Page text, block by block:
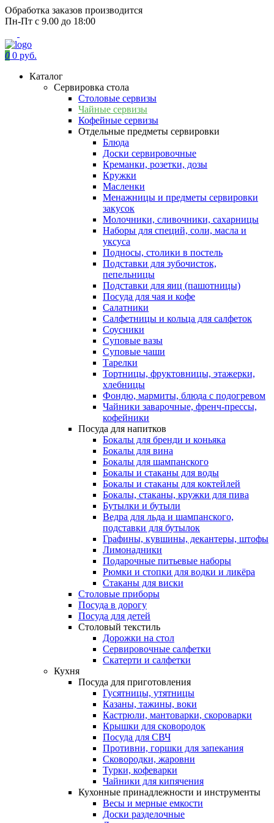
Обработка заказов производится
Пн-Пт с 9.00 до 18:00
0 0 руб.
Каталог
Сервировка стола
Столовые сервизы
Чайные сервизы
Кофейные сервизы
Отдельные предметы сервировки
Блюда
Доски сервировочные
Креманки, розетки, дозы
Кружки
Масленки
Менажницы и предметы сервировки
закусок
Молочники, сливочники, сахарницы
Наборы для специй, соли, масла и
уксуса
Подносы, столики в постель
Подставки для зубочисток,
пепельницы
Подставки для яиц (пашотницы)
Посуда для чая и кофе
Салатники
Салфетницы и кольца для салфеток
Соусники
Суповые вазы
Суповые чаши
Тарелки
Тортницы, фруктовницы, этажерки,
хлебницы
Фондю, мармиты, блюда с подогревом
Чайники заварочные, френч-прессы,
кофейники
Посуда для напитков
Бокалы для бренди и коньяка
Бокалы для вина
Бокалы для шампанского
Бокалы и стаканы для воды
Бокалы и стаканы для коктейлей
Бокалы, стаканы, кружки для пива
Бутылки и бутыли
Ведра для льда и шампанского,
подставки для бутылок
Графины, кувшины, декантеры, штофы
Лимонадники
Подарочные питьевые наборы
Рюмки и стопки для водки и ликёра
Стаканы для виски
Столовые приборы
Посуда в дорогу
Посуда для детей
Столовый текстиль
Дорожки на стол
Сервировочные салфетки
Скатерти и салфетки
Кухня
Посуда для приготовления
Гусятницы, утятницы
Казаны, тажины, воки
Кастрюли, мантоварки, скороварки
Крышки для сковородок
Посуда для СВЧ
Противни, горшки для запекания
Сковородки, жаровни
Турки, кофеварки
Чайники для кипячения
Кухонные принадлежности и инструменты
Весы и мерные емкости
Доски разделочные